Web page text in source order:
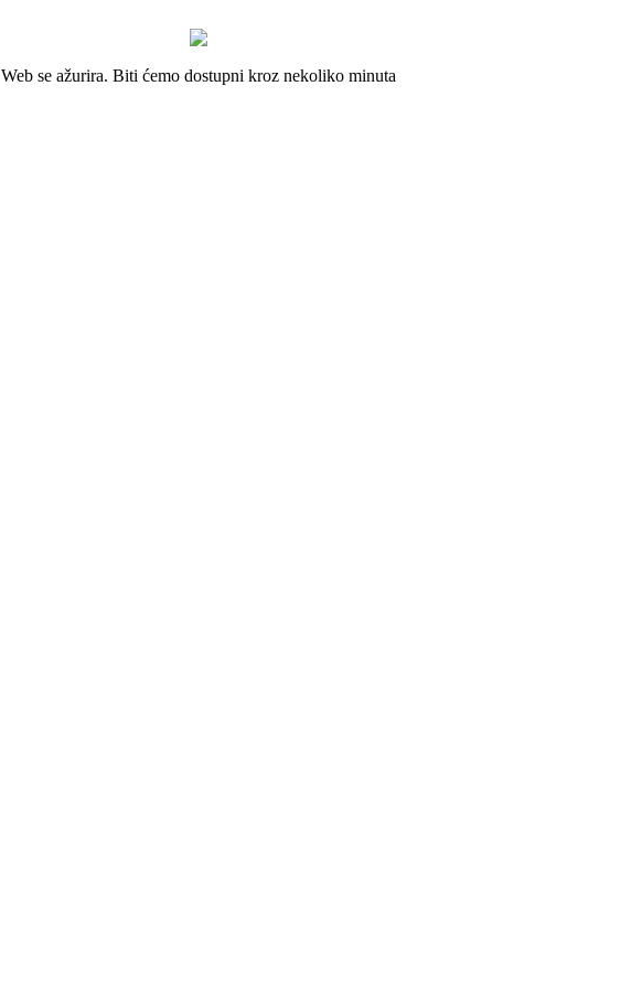
Web se ažurira. Biti ćemo dostupni kroz nekoliko minuta